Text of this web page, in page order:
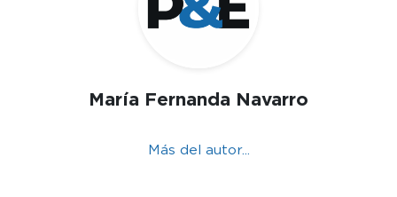
María Fernanda Navarro
Más del autor...